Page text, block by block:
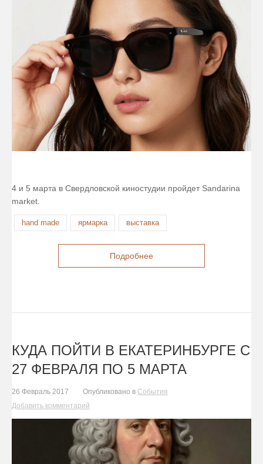
4 и 5 марта в Свердловской киностудии пройдет Sandarina
market.
hand made ярмарка выставка
Подробнее
КУДА ПОЙТИ В ЕКАТЕРИНБУРГЕ С
27 ФЕВРАЛЯ ПО 5 МАРТА
26 Февраль 2017 Опубликовано в События
Добавить комментарий